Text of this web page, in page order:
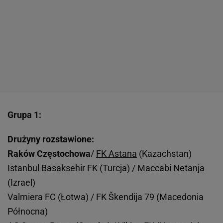
Grupa 1:
Drużyny rozstawione:
Raków Częstochowa/ FK Astana (Kazachstan)
Istanbul Basaksehir FK (Turcja) / Maccabi Netanja
(Izrael)
Valmiera FC (Łotwa) / FK Škendija 79 (Macedonia
Północna)